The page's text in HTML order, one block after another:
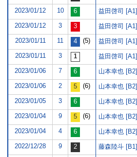
2023/01/12 10 益田啓司 [A1]
2023/01/12 3 益田啓司 [A1]
2023/01/11 11 (5) 益田啓司 [A1]
2023/01/11 3 益田啓司 [A1]
2023/01/06 7 山本幸也 [B2]
2023/01/06 2 (6) 山本幸也 [B2]
2023/01/05 3 山本幸也 [B2]
2023/01/04 9 (6) 山本幸也 [B2]
2023/01/04 4 山本幸也 [B2]
2022/12/28 9 藤森陸斗 [B1]